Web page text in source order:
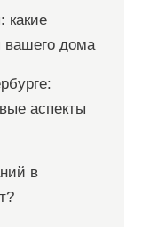
какие
дома
аспекты
в